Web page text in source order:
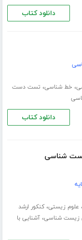
دانلود کتاب
، خط شناسی، تست دست
دانلود کتاب
شناسی
، علوم زیستی،کنکور ارشد
زیست شناسی،آشنایی با